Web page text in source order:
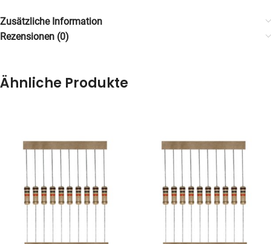
Zusätzliche Information
Rezensionen (0)
Ähnliche Produkte